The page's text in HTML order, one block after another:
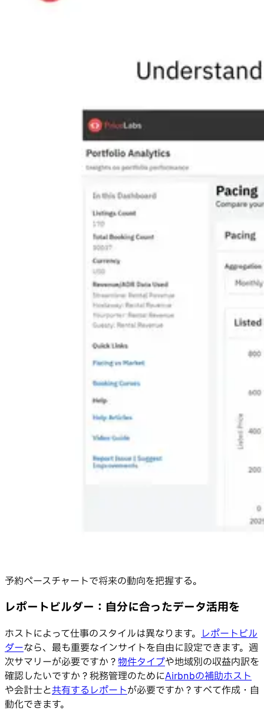
予約ペースチャートで将来の動向を把握する。
レポートビルダー：自分に合ったデータ活用を
ホストによって仕事のスタイルは異なります。 レポートビル
ダーなら、最も重要なインサイトを自由に設定できます。週
次サマリーが必要ですか？物件タイプや地域別の収益内訳を
確認したいですか？税務管理のためにAirbnbの補助ホスト
や会計士と共有するレポートが必要ですか？すべて作成・自
動化できます。